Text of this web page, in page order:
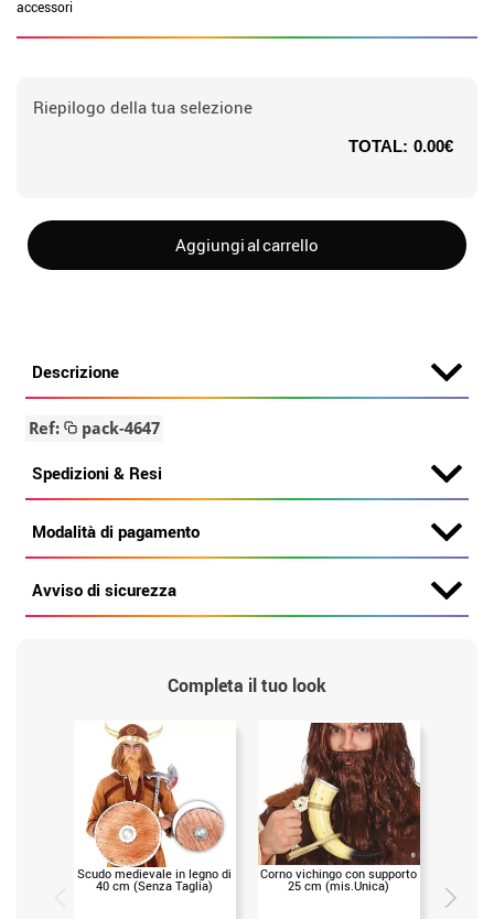
accessori
Riepilogo della tua selezione
TOTAL: 0.00€
Aggiungi al carrello
Descrizione
Ref: pack-4647
Spedizioni & Resi
Modalità di pagamento
Avviso di sicurezza
Completa il tuo look
Scudo medievale in legno di
40 cm (Senza Taglia)
Corno vichingo con supporto
25 cm (mis.Unica)